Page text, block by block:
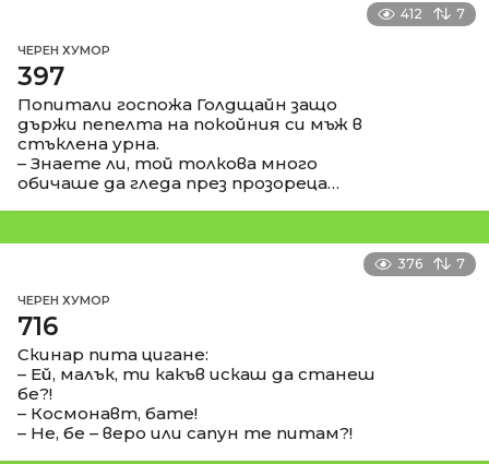
412 7
ЧЕРЕН ХУМОР
397
Попитали госпожа Голдщайн защо
държи пепелта на покойния си мъж в
стъклена урна.
– Знаете ли, той толкова много
обичаше да гледа през прозореца…
376 7
ЧЕРЕН ХУМОР
716
Скинар пита цигане:
– Ей, малък, ти какъв искаш да станеш
бе?!
– Космонавт, бате!
– Не, бе – веро или сапун те питам?!